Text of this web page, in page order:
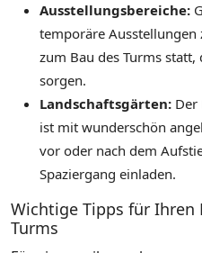
Ausstellungsbereiche:
temporäre Ausstellungen
zum Bau des Turms
sorgen.
Landschaftsgärten: Der
ist mit wunderschön
vor oder nach dem
Spaziergang einladen.
Wichtige Tipps für Ihren
Turms